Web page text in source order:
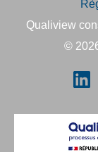
Qualiview
©